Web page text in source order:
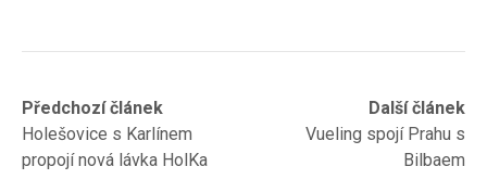
Navigace
pro
příspěvek
Předchozí článek
Previous
post:Holešovice s Karlínem
propojí nová lávka HolKa
Další článek
Next
post:
Vueling spojí Prahu s
Bilbaem